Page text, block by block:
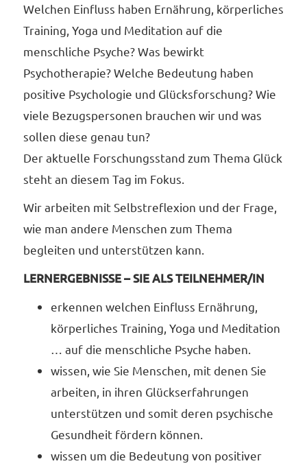
Welchen Einfluss haben Ernährung, körperliches
Training, Yoga und Meditation auf die
menschliche Psyche? Was bewirkt
Psychotherapie? Welche Bedeutung haben
positive Psychologie und Glücksforschung? Wie
viele Bezugspersonen brauchen wir und was
sollen diese genau tun?
Der aktuelle Forschungsstand zum Thema Glück
steht an diesem Tag im Fokus.
Wir arbeiten mit Selbstreflexion und der Frage,
wie man andere Menschen zum Thema
begleiten und unterstützen kann.
LERNERGEBNISSE – SIE ALS TEILNEHMER/IN
erkennen welchen Einfluss Ernährung,
körperliches Training, Yoga und Meditation
… auf die menschliche Psyche haben.
wissen, wie Sie Menschen, mit denen Sie
arbeiten, in ihren Glückserfahrungen
unterstützen und somit deren psychische
Gesundheit fördern können.
wissen um die Bedeutung von positiver